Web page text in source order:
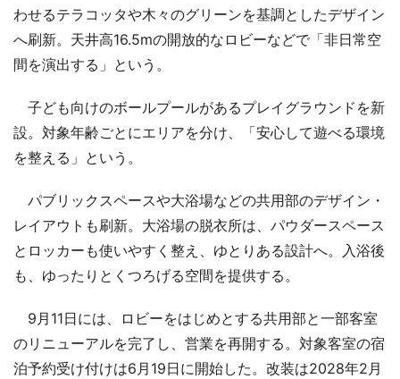
わせるテラコッタや木々のグリーンを基調としたデザイン
へ刷新。天井高16.5mの開放的なロビーなどで「非日常空
間を演出する」という。
子ども向けのボールプールがあるプレイグラウンドを新
設。対象年齢ごとにエリアを分け、「安心して遊べる環境
を整える」という。
パブリックスペースや大浴場などの共用部のデザイン・
レイアウトも刷新。大浴場の脱衣所は、パウダースペース
とロッカーも使いやすく整え、ゆとりある設計へ。入浴後
も、ゆったりとくつろげる空間を提供する。
9月11日には、ロビーをはじめとする共用部と一部客室
のリニューアルを完了し、営業を再開する。対象客室の宿
泊予約受け付けは6月19日に開始した。改装は2028年2月